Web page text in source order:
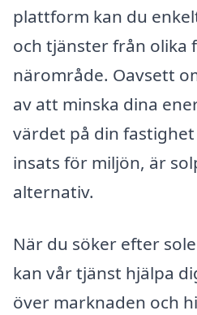
plattform kan du
och tjänster från olika
närområde. Oavsett
av att minska dina
värdet på din
insats för miljön, är
alternativ.
När du söker efter
kan vår tjänst hjälpa
över marknaden och